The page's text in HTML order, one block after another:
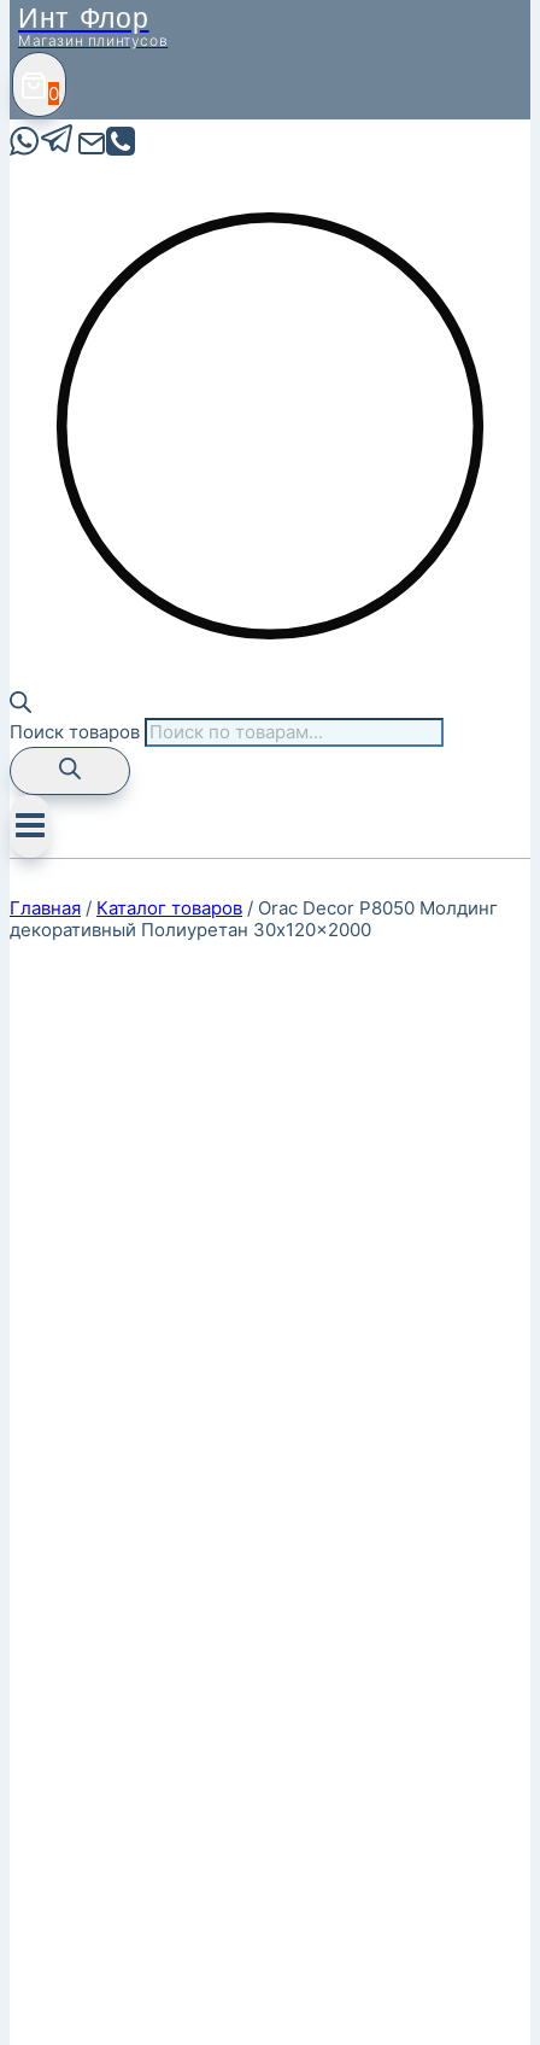
Инт Флор
Магазин плинтусов
0
Поиск товаров
Главная / Каталог товаров / Orac Decor P8050 Молдинг
декоративный Полиуретан 30x120x2000